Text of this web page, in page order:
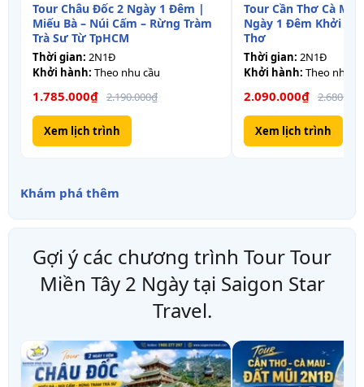
Tour Châu Đốc 2 Ngày 1 Đêm |
Miếu Bà – Núi Cấm – Rừng Tràm
Trà Sư Từ TpHCM
Thời gian: 2N1Đ
Khởi hành: Theo nhu cầu
1.785.000₫ 2.190.000₫
Xem lịch trình
Tour Cần Thơ Cà
Ngày 1 Đêm Khởi
Thơ
Thời gian: 2N1Đ
Khởi hành: Theo nhu
2.090.000₫
Xem lịch trình
Khám phá thêm
Gợi ý các chương trình Tour Tour
Miền Tây 2 Ngày tại Saigon Star
Travel.